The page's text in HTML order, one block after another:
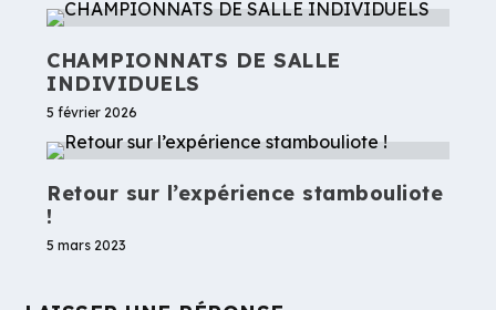
CHAMPIONNATS DE SALLE
INDIVIDUELS
5 février 2026
Retour sur l’expérience stambouliote
!
5 mars 2023